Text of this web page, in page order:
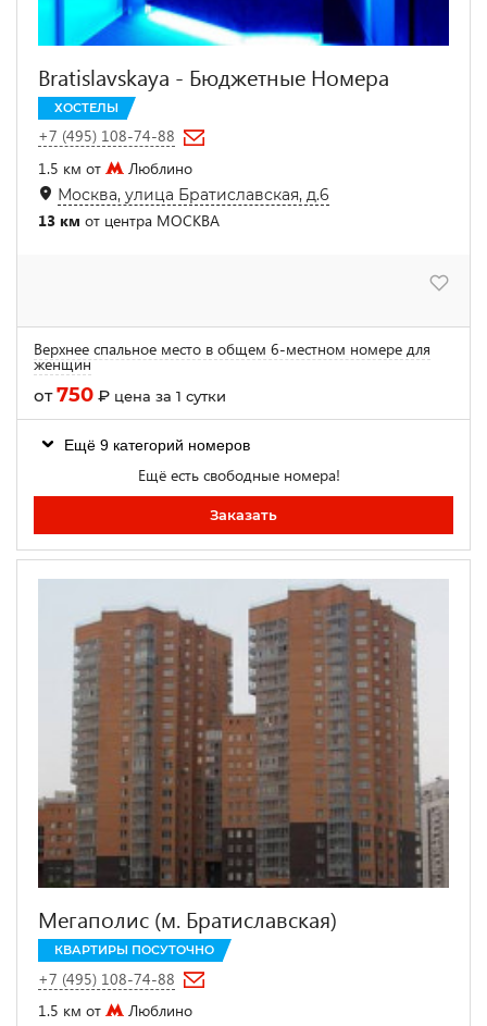
Bratislavskaya - Бюджетные Номера
ХОСТЕЛЫ
+7 (495) 108-74-88
1.5 км от
Люблино
Москва, улица Братиславская, д.6
13 км от центра МОСКВА
Верхнее спальное место в общем 6-местном номере для
женщин
от750 ₽ цена за 1 сутки
Ещё 9 категорий номеров
Ещё есть свободные номера!
Заказать
Мегаполис (м. Братиславская)
КВАРТИРЫ ПОСУТОЧНО
+7 (495) 108-74-88
1.5 км от
Люблино